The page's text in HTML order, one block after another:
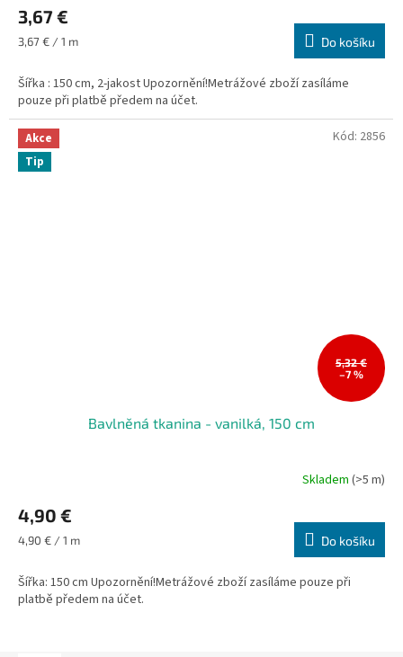
3,67 €
Měrná
3,67 € / 1 m Do košíku
Šířka : 150 cm, 2-jakost Upozornění!Metrážové zboží zasíláme
pouze při platbě předem na účet.
Akce
Tip
5,32 €
–7 %
Bavlněná tkanina - vanilká, 150 cm
Skladem (>5 m)
4,90 €
Měrná
4,90 € / 1 m Do košíku
Šířka: 150 cm Upozornění!Metrážové zboží zasíláme pouze při
platbě předem na účet.
Kód: 2856